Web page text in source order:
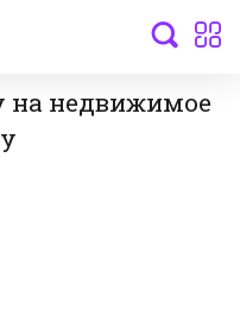
на недвижимое